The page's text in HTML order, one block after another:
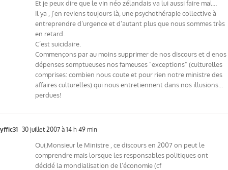
Et je peux dire que le vin néo zélandais va lui aussi faire mal…
Il ya , j’en reviens toujours là, une psychothérapie collective à
entreprendre d’urgence et d’autant plus que nous sommes très
en retard.
C’est suicidaire.
Commençons par au moins supprimer de nos discours et d enos
dépenses somptueuses nos fameuses "exceptions" (culturelles
comprises: combien nous coute et pour rien notre ministre des
affaires culturelles) qui nous entretiennent dans nos illusions…
perdues!
yffic31 30 juillet 2007 à 14 h 49 min
Oui,Monsieur le Ministre , ce discours en 2007 on peut le
comprendre mais lorsque les responsables politiques ont
décidé la mondialisation de l’économie (cf